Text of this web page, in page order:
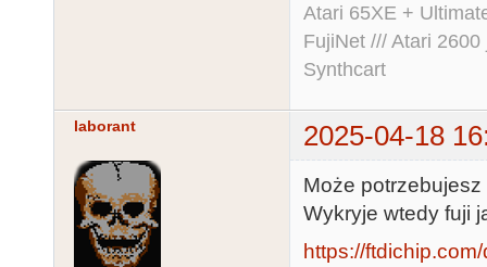
Atari 65XE +
FujiNet /// Atari
Synthcart
laborant 2025-04-18
Może
Wykryje wtedy fuji
https://